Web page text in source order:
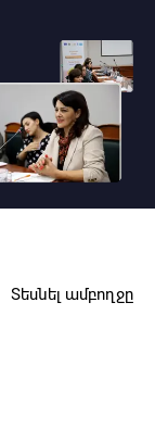
Տեսնել ամբողջը